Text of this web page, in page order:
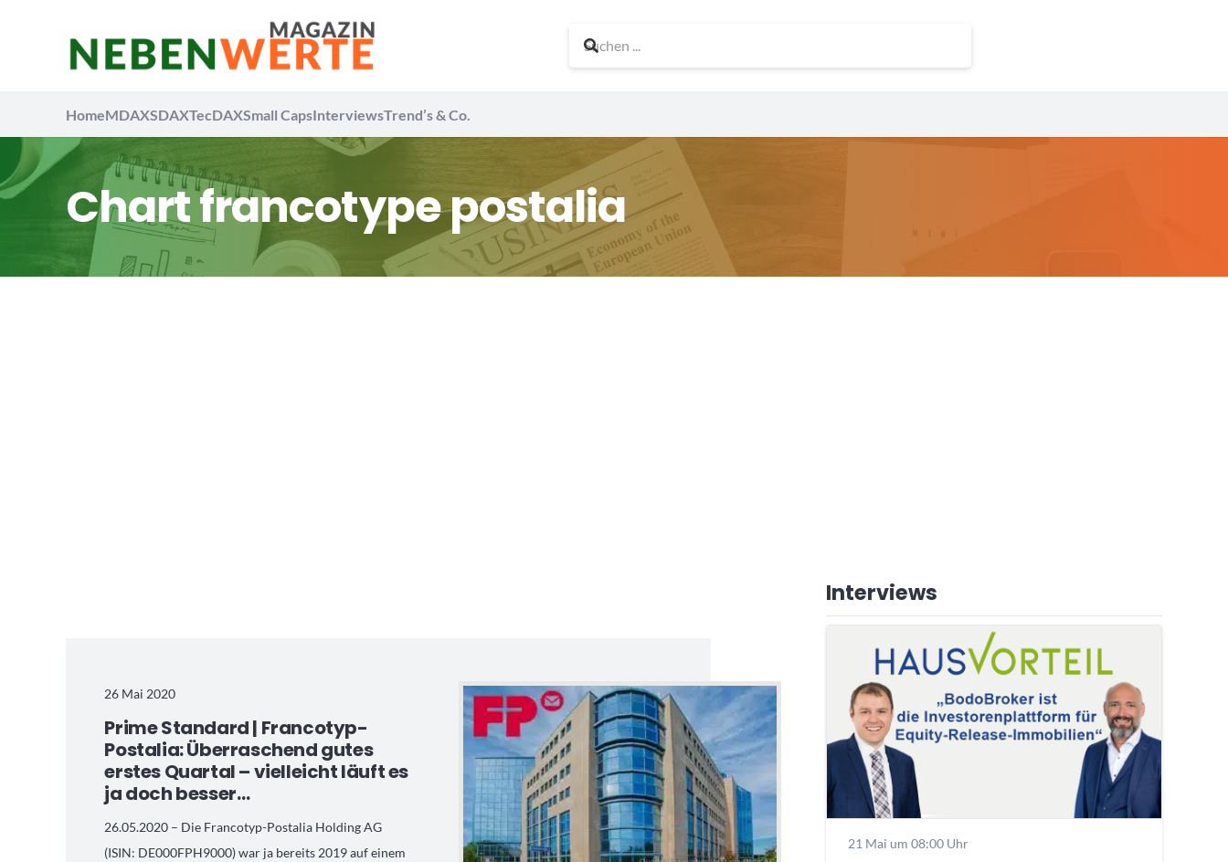
HomeMDAXSDAXTecDAXSmall CapsInterviewsTrend’s & Co.
Chart francotype postalia
26 Mai 2020
Prime Standard | Francotyp-
Postalia: Überraschend gutes
erstes Quartal – vielleicht läuft es
ja doch besser…
26.05.2020 – Die Francotyp-Postalia Holding AG
(ISIN: DE000FPH9000) war ja bereits 2019 auf einem
Interviews
21 Mai um 08:00 Uhr